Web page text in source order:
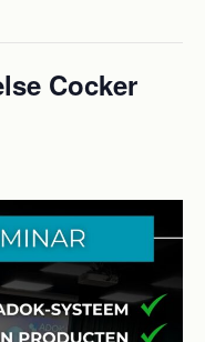
Cocker